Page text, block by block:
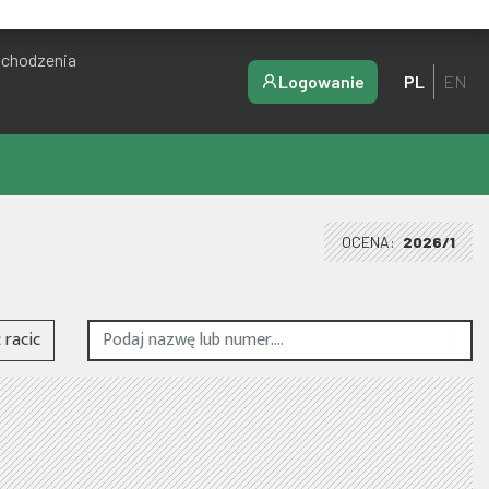
Logowanie
PL EN
OCENA: 2026/1